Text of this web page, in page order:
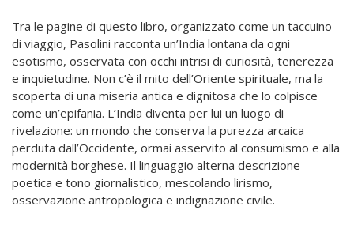
Tra le pagine di questo libro, organizzato come un taccuino
di viaggio, Pasolini racconta un’India lontana da ogni
esotismo, osservata con occhi intrisi di curiosità, tenerezza
e inquietudine. Non c’è il mito dell’Oriente spirituale, ma la
scoperta di una miseria antica e dignitosa che lo colpisce
come un’epifania. L’India diventa per lui un luogo di
rivelazione: un mondo che conserva la purezza arcaica
perduta dall’Occidente, ormai asservito al consumismo e alla
modernità borghese. Il linguaggio alterna descrizione
poetica e tono giornalistico, mescolando lirismo,
osservazione antropologica e indignazione civile.